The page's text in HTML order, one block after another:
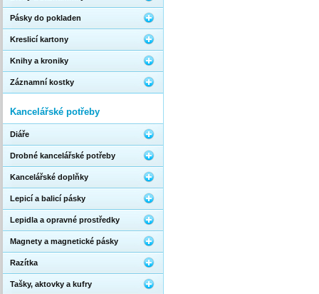
Pásky do pokladen
Kreslicí kartony
Knihy a kroniky
Záznamní kostky
Kancelářské potřeby
Diáře
Drobné kancelářské potřeby
Kancelářské doplňky
Lepicí a balicí pásky
Lepidla a opravné prostředky
Magnety a magnetické pásky
Razítka
Tašky, aktovky a kufry